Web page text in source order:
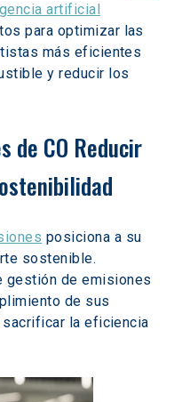
artificial
para optimizar las
más eficientes
y reducir los
de CO Reducir
posiciona a su
sostenible.
gestión de emisiones
de sus
la eficiencia